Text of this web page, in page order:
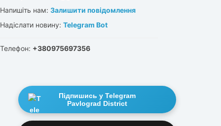
Напишіть нам: Залишити повідомлення
Надіслати новину: Telegram Bot
Телефон: +380975697356
Підпишись у Telegram
Pavlograd District